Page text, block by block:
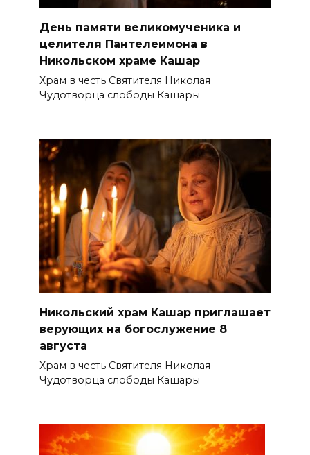
День памяти великомученика и
целителя Пантелеимона в
Никольском храме Кашар
Храм в честь Святителя Николая
Чудотворца слободы Кашары
Никольский храм Кашар приглашает
верующих на богослужение 8
августа
Храм в честь Святителя Николая
Чудотворца слободы Кашары